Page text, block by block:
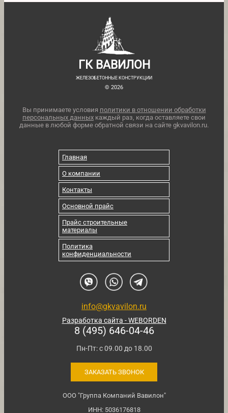
ГК ВАВИЛОН
ЖЕЛЕЗОБЕТОННЫЕ КОНСТРУКЦИИ
© 2026
Вы принимаете условия политики в отношении обработки
персональных данных каждый раз, когда оставляете свои
данные в любой форме обратной связи на сайте gkvavilon.ru.
Главная
О компании
Контакты
Основной прайс
Прайс строительные
материалы
Политика
конфиденциальности
info@gkvavilon.ru
Разработка сайта - WEBORDEN
8 (495) 646-04-46
Пн-Пт: с 09.00 до 18.00
ЗАКАЗАТЬ ЗВОНОК
ООО "Группа Компаний Вавилон"
ИНН: 5036176818